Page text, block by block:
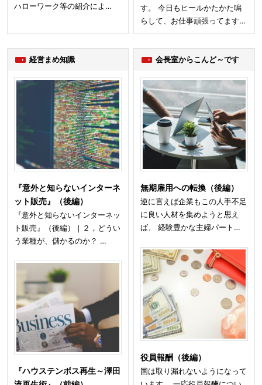
ハローワーク等の紹介によ…
す。 今日もヒールかたかた鳴
らして、お仕事頑張ってます…
経営まめ知識
『意外と知らないインターネ
ット販売』（後編）
『意外と知らないインターネッ
ト販売』（後編）｜２，どうい
う業種が、儲かるのか？ …
『ハウステンボス再生～澤田
会長室からこんど～です
無期雇用への転換（後編）
逆に言えば企業もこの人手不足
に良い人材を集めようと思え
ば、 経験豊かな主婦パート…
役員報酬（後編）
国は取り漏れないようになって